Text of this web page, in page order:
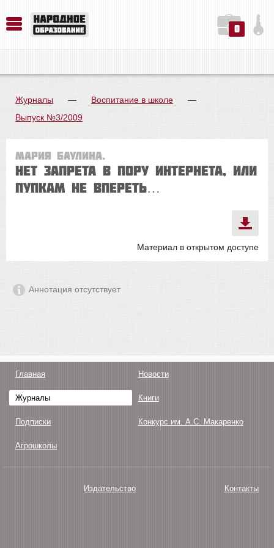
0
Журналы — Воспитание в школе
—
Выпуск №3/2009
Мария Баулина.
НЕТ ЗАПРЕТА В ПОРУ ИНТЕРНЕТА, или
Пупкам не впереть…
Материал в открытом доступе
Аннотация отсутствует
Главная Новости
Журналы Книги
Подписки Конкурс им. А.С. Макаренко
Агрошколы
Издательство Контакты